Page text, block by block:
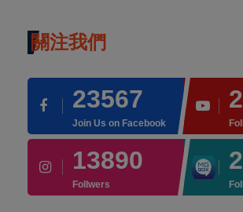
關注我們
23567
Join Us on Facebook
13890
Follwers